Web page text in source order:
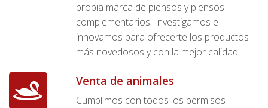
propia marca de piensos y piensos
complementarios. Investigamos e
innovamos para ofrecerte los productos
más novedosos y con la mejor calidad.
Venta de animales
Cumplimos con todos los permisos